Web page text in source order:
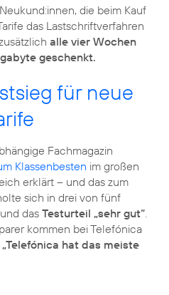
Neukund:innen, die beim Kauf
das Lastschriftverfahren
alle vier Wochen
geschenkt.
für neue
Fachmagazin
Klassenbesten im großen
erklärt – und das zum
sich in drei von fünf
das Testurteil „sehr gut“
kommen bei Telefónica
„Telefónica hat das meiste